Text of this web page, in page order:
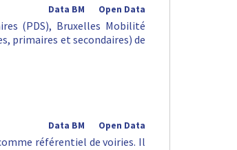
Open Data
Data BM
(PDS), Bruxelles Mobilité
primaires et secondaires) de
Open Data
Data BM
référentiel de voiries. Il